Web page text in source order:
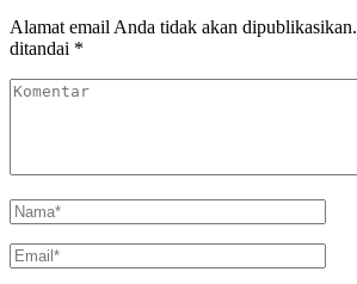
Alamat email Anda tidak akan dipublikasikan.
ditandai *